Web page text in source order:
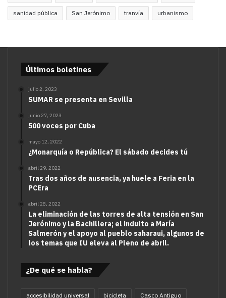
sanidad pública San Jerónimo tranvía urbanismo
Últimos boletines
julio 2, 2023
SUMAR se presenta en Sevilla
junio 27, 2023
500 voces por Cuba
mayo 12, 2022
¿Monarquía o República? El sábado decides tú
abril 29, 2022
Tras dos años de ausencia, ya huele a Feria en la
PCEra
abril 28, 2022
La eliminación de las torres de alta tensión en San
Jerónimo y la Bachillera; el indulto a María
Salmerón y el apoyo al pueblo saharaui, algunos de
los temas que IU eleva al Pleno de abril.
¿De qué se habla?
accesibilidad universal bicicleta Casco Antiguo